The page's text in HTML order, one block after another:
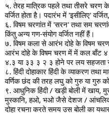
५. तेरह मात्रिक पहले तथा तीसरे
वर्जित होता है। पदारंभ में 'इसीलिए'
६. विषम चरणांत में 'सरन' तथा सम
किंतु अन्य गण-संयोग वर्जित नहीं हैं।
७. विषम कला से आरंभ दोहे के विषम
आरंभ दोहे के विषम चरण में में कल बाँट
४.३ या ३३ ३ २ ३ होने पर लय
८. हिंदी दोहाकार हिंदी के व्याकरण तथा
वर्णिक छंद की तरह लघु को गुरु या गुरु
९. आधुनिक हिंदी / खड़ी बोली में खाय,
मुस्कानि, हओ, भओ जैसे देशज / आंचलिक
दोहा रचना करते समय उस बोली का